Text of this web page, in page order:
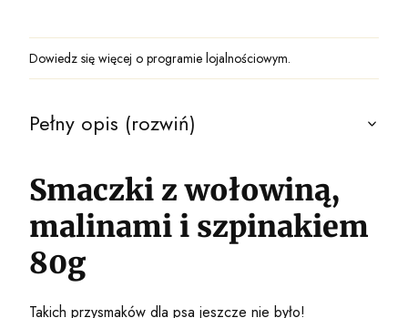
Dowiedz się więcej o programie lojalnościowym.
Pełny opis (rozwiń)
Smaczki z wołowiną,
malinami i szpinakiem
80g
Takich przysmaków dla psa jeszcze nie było!